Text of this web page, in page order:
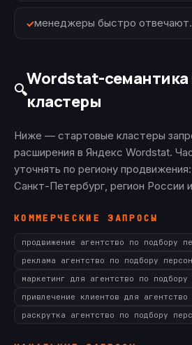
менеджеры быстро отвечают.
🔍
Wordstat-семантика
кластеры
Ниже — стартовые кластеры
расширения в Яндекс Wordstat.
уточнять по региону
Санкт-Петербург, регион России
КОММЕРЧЕСКИЕ ЗАПРОСЫ
продвижение агентство по подбору
реклама агентство по подбору
маркетинг для агентство по подбору
привлечение клиентов для
раскрутка агентство по подбору